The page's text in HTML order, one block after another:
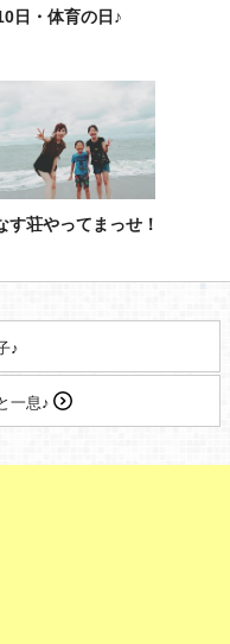
日・体育の日♪
す荘やってまっせ！
♪
一息♪